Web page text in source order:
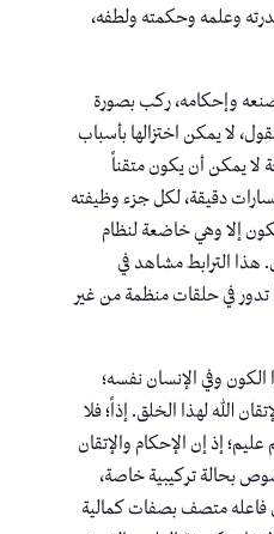
وعلمه وحكمته ولطفه،
وإحكامه، ركب بصورة
لا يمكن اختزالها بأسباب
يمكن أن يكون متقناً
دقيقة، لكل جزء وظيفته
إلا وهي خاضعة لنظام
هذا الترابط مشاهد في
تدور في حلقات منظمة من غير
وفي الإنسان نفسه؛
الله لهذا الخلق. إذاً؛ فلا
إذ إن الإحكام والإتقان
بحالة تركيبية خاصة،
فاعله متصف بصفات كمالية